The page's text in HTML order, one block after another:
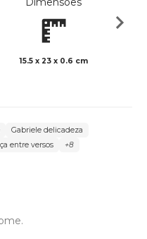
15.5 x 23 x 0.6 cm
Gabriele delicadeza
entre versos
+8